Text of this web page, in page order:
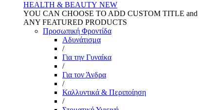
HEALTH & BEAUTY NEW
YOU CAN CHOOSE TO ADD CUSTOM TITLE and
ANY FEATURED PRODUCTS
Προσωπική Φροντίδα
Αδυνάτισμα
/
Για την Γυναίκα
/
Για τον Άνδρα
/
Καλλυντικά & Περιποίηση
/